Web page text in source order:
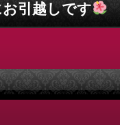
引越しです